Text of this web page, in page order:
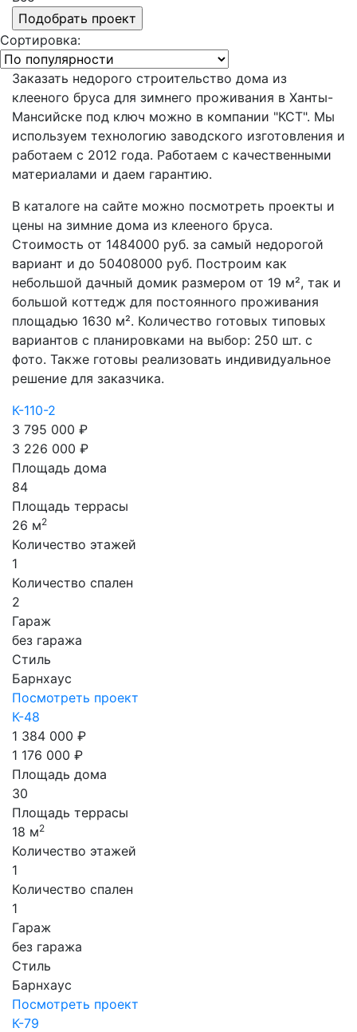
Сортировка:
Заказать недорого строительство дома из
клееного бруса для зимнего проживания в Ханты-
Мансийске под ключ можно в компании "КСТ". Мы
используем технологию заводского изготовления и
работаем с 2012 года. Работаем с качественными
материалами и даем гарантию.
В каталоге на сайте можно посмотреть проекты и
цены на зимние дома из клееного бруса.
Стоимость от 1484000 руб. за самый недорогой
вариант и до 50408000 руб. Построим как
небольшой дачный домик размером от 19 м², так и
большой коттедж для постоянного проживания
площадью 1630 м². Количество готовых типовых
вариантов с планировками на выбор: 250 шт. с
фото. Также готовы реализовать индивидуальное
решение для заказчика.
К-110-2
3 795 000 ₽
3 226 000 ₽
Площадь дома
84
Площадь террасы
26 м2
Количество этажей
1
Количество спален
2
Гараж
без гаража
Стиль
Барнхаус
Посмотреть проект
К-48
1 384 000 ₽
1 176 000 ₽
Площадь дома
30
Площадь террасы
18 м2
Количество этажей
1
Количество спален
1
Гараж
без гаража
Стиль
Барнхаус
Посмотреть проект
К-79